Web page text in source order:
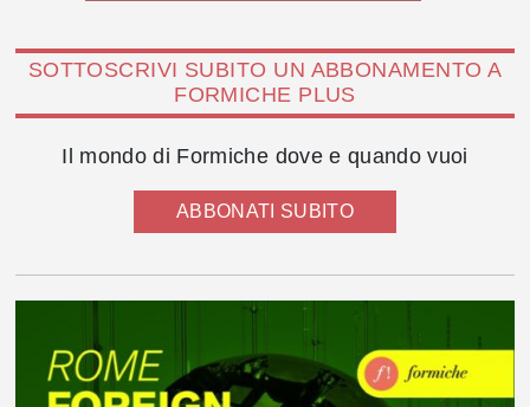
SOTTOSCRIVI SUBITO UN ABBONAMENTO A
FORMICHE PLUS
Il mondo di Formiche dove e quando vuoi
ABBONATI SUBITO